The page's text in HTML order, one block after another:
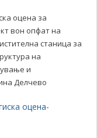
оцена за
вон опфат на
станица за
на
и
Делчево
оцена-